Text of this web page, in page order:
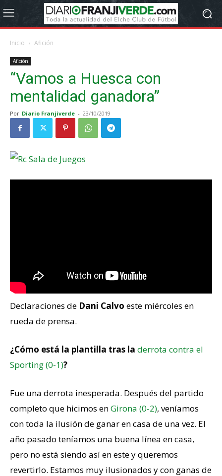
Inicio Afición
Afición
“Vamos a Huesca con
mentalidad ganadora”
Por Diario Franjiverde - 23/10/2019
Declaraciones de Dani Calvo este miércoles en
rueda de prensa.
¿Cómo está la plantilla tras la derrota contra el
Sporting (0-1)?
Fue una derrota inesperada. Después del partido
completo que hicimos enGirona (0-2), veníamos
con toda la ilusión de ganar en casa de una vez. El
año pasado teníamos una buena línea en casa,
pero no está siendo así en este y queremos
revertirlo. Estamos muy ilusionados y con ganas de